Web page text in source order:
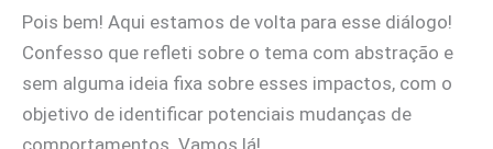
Pois bem! Aqui estamos de volta para esse diálogo!
Confesso que refleti sobre o tema com abstração e
sem alguma ideia fixa sobre esses impactos, com o
objetivo de identificar potenciais mudanças de